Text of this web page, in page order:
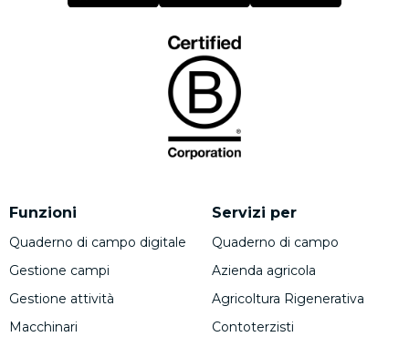
Funzioni
Quaderno di campo digitale
Gestione campi
Gestione attività
Macchinari
Servizi per
Quaderno di campo
Azienda agricola
Agricoltura Rigenerativa
Contoterzisti